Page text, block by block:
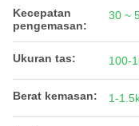
Kecepatan
pengemasan:
30 ~
Ukuran tas: 100-
Berat kemasan: 1-